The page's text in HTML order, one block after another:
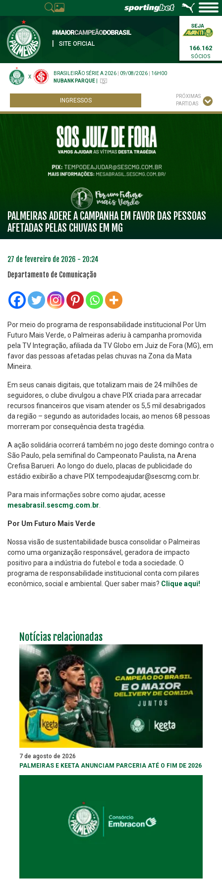
SITE OFICIAL
166.162
SÓCIOS
X
BRASILEIRÃO SÉRIE A 2026 09/08/2026
16H00
NUBANK PARQUE
INGRESSOS
PRÓXIMAS
PARTIDAS
PALMEIRAS ADERE A CAMPANHA EM FAVOR DAS PESSOAS
AFETADAS PELAS CHUVAS EM MG
27 de fevereiro de 2026 - 20:24
Departamento de Comunicação
Por meio do programa de responsabilidade institucional Por Um
Futuro Mais Verde, o Palmeiras aderiu à campanha promovida
pela TV Integração, afiliada da TV Globo em Juiz de Fora (MG), em
favor das pessoas afetadas pelas chuvas na Zona da Mata
Mineira.
Em seus canais digitais, que totalizam mais de 24 milhões de
seguidores, o clube divulgou a chave PIX criada para arrecadar
recursos financeiros que visam atender os 5,5 mil desabrigados
da região – segundo as autoridades locais, ao menos 68 pessoas
morreram por consequência desta tragédia.
A ação solidária ocorrerá também no jogo deste domingo contra o
São Paulo, pela semifinal do Campeonato Paulista, na Arena
Crefisa Barueri. Ao longo do duelo, placas de publicidade do
estádio exibirão a chave PIX tempodeajudar@sescmg.com.br.
Para mais informações sobre como ajudar, acesse
mesabrasil.sescmg.com.br
Por Um Futuro Mais Verde
Nossa visão de sustentabilidade busca consolidar o Palmeiras
como uma organização responsável, geradora de impacto
positivo para a indústria do futebol e toda a sociedade. O
programa de responsabilidade institucional conta com pilares
econômico, social e ambiental. Quer saber mais? Clique aqui!
Notícias relacionadas
7 de agosto de 2026
PALMEIRAS E KEETA ANUNCIAM PARCERIA ATÉ O FIM DE 2026